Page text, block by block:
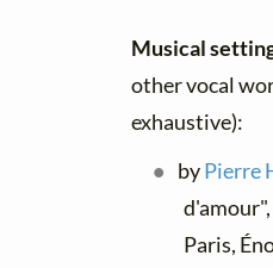
Musical
other vocal
exhaustive):
byPierre
Paris,